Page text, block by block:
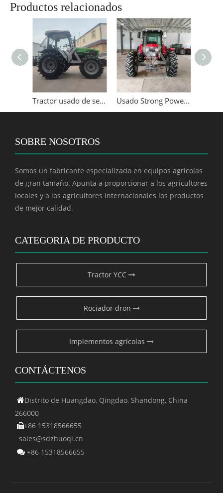
Productos relacionados
Tractor usado de segunda mano Deutz-Fahr 100HP 1004 Usado Strong Power Massey Ferguson MF1204 Tractor de equipos agrícolas
SOBRE NOSOTROS
Somos un fabricante especializado en equipos agrícolas
de gran tamaño. Apunta a proporcionar a los agricultores
locales y a los agricultores internacionales los productos
de mejor calidad.
CATEGORIA DE PRODUCTO
Tractor YCC
Rociador dron
Implementos agrícolas
CONTÁCTENOS
Distrito de Huangdao, Qingdao, Shandong, China
266000
+86 15318566655
sales@sdzhuoqi.cn
 +86 15318566655